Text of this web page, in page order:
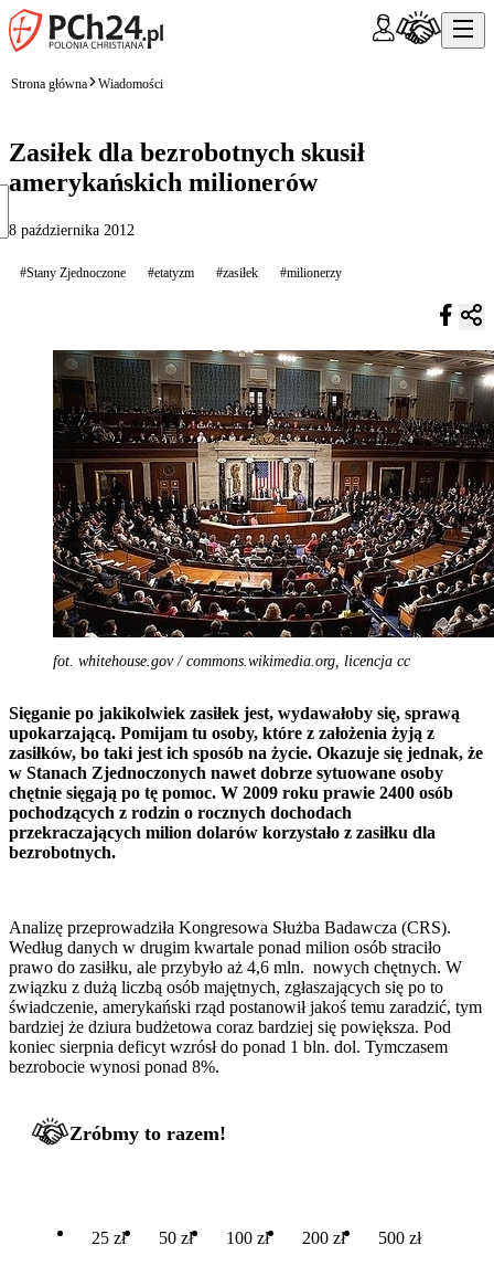
Strona główna Wiadomości
Zasiłek dla bezrobotnych skusił
amerykańskich milionerów
8 października 2012
#Stany Zjednoczone #etatyzm #zasiłek #milionerzy
fot. whitehouse.gov / commons.wikimedia.org, licencja cc
Sięganie po jakikolwiek zasiłek jest, wydawałoby się, sprawą
upokarzającą. Pomijam tu osoby, które z założenia żyją z
zasiłków, bo taki jest ich sposób na życie. Okazuje się jednak, że
w Stanach Zjednoczonych nawet dobrze sytuowane osoby
chętnie sięgają po tę pomoc. W 2009 roku prawie 2400 osób
pochodzących z rodzin o rocznych dochodach
przekraczających milion dolarów korzystało z zasiłku dla
bezrobotnych.
Analizę przeprowadziła Kongresowa Służba Badawcza (CRS).
Według danych w drugim kwartale ponad milion osób straciło
prawo do zasiłku, ale przybyło aż 4,6 mln. nowych chętnych. W
związku z dużą liczbą osób majętnych, zgłaszających się po to
świadczenie, amerykański rząd postanowił jakoś temu zaradzić, tym
bardziej że dziura budżetowa coraz bardziej się powiększa. Pod
koniec sierpnia deficyt wzrósł do ponad 1 bln. dol. Tymczasem
bezrobocie wynosi ponad 8%.
Zróbmy to razem!
25 zł 50 zł 100 zł 200 zł 500 zł